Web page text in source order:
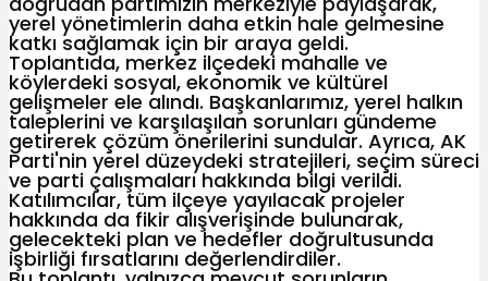
yerel yönetimlerin daha etkin hale gelmesine
katkı sağlamak için bir araya geldi.
Toplantıda, merkez ilçedeki mahalle ve
köylerdeki sosyal, ekonomik ve kültürel
gelişmeler ele alındı. Başkanlarımız, yerel halkın
taleplerini ve karşılaşılan sorunları gündeme
getirerek çözüm önerilerini sundular. Ayrıca, AK
Parti'nin yerel düzeydeki stratejileri, seçim süreci
ve parti çalışmaları hakkında bilgi verildi.
Katılımcılar, tüm ilçeye yayılacak projeler
hakkında da fikir alışverişinde bulunarak,
gelecekteki plan ve hedefler doğrultusunda
işbirliği fırsatlarını değerlendirdiler.